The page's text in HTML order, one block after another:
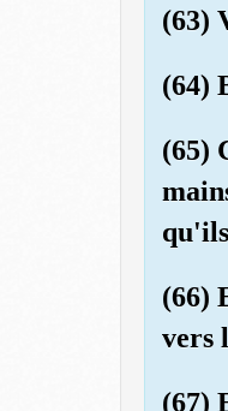
(63)
(64)
(65)
(66)
vers
(67)